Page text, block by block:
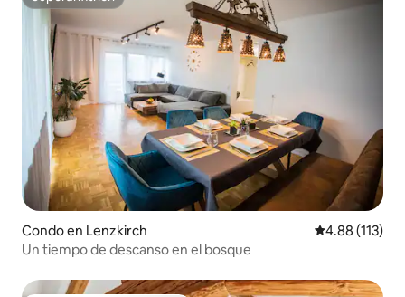
Superanfitrión
Condo en Lenzkirch Calificación
4.88 (113)
Un tiempo de descanso en el bosque